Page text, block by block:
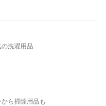
洗濯用品
ら掃除用品も